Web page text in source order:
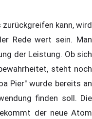
zurückgreifen kann, wird
Rede wert sein. Man
der Leistung. Ob sich
steht noch
Pier" wurde bereits an
finden soll. Die
der neue Atom